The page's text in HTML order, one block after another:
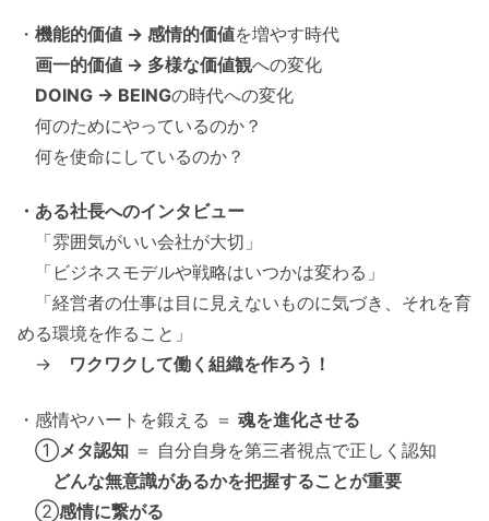
・ 機能的価値 → 感情的価値を増やす時代
画一的価値 → 多様な価値観への変化
DOING → BEINGの時代への変化
何のためにやっているのか？
何を使命にしているのか？
・ある社長へのインタビュー
「雰囲気がいい会社が大切」
「ビジネスモデルや戦略はいつかは変わる」
「経営者の仕事は目に見えないものに気づき、それを育
める環境を作ること」
→ ワクワクして働く組織を作ろう！
・感情やハートを鍛える ＝ 魂を進化させる
①メタ認知 ＝ 自分自身を第三者視点で正しく認知
どんな無意識があるかを把握することが重要
②感情に繋がる